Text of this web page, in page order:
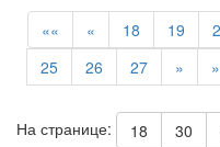
«« « 18 19
25
26 27 »
На странице: 18 30